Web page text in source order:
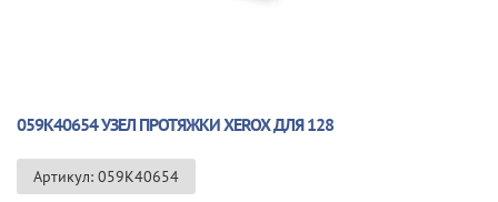
059K40654 УЗЕЛ ПРОТЯЖКИ XEROX ДЛЯ 128
Артикул: 059K40654